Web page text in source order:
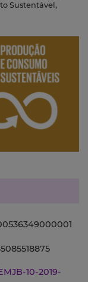
Sustentável,
10-2019-